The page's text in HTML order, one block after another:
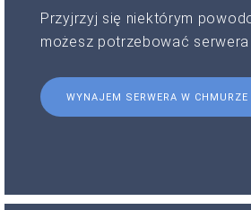
Przyjrzyj się niektórym
możesz potrzebować serwera
WYNAJEM SERWERA W CHMURZE